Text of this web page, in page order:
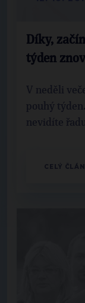
Díky,
týden
V neděli
pouhý
nevidíte
CELÝ